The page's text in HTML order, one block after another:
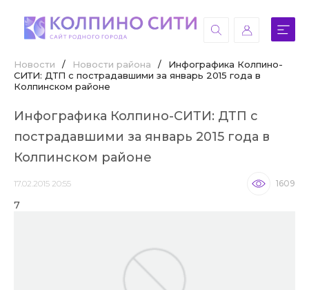
Новости / Новости района /
Инфографика Колпино-
СИТИ: ДТП с пострадавшими за январь 2015 года в
Колпинском районе
Инфографика Колпино-СИТИ: ДТП с
пострадавшими за январь 2015 года в
Колпинском районе
17.02.2015 20:55 1609
7